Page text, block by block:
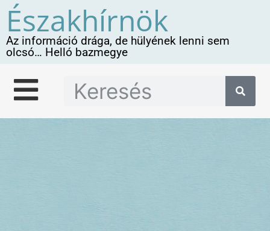
Északhírnök
Az információ drága, de hülyének lenni sem
olcsó… Helló bazmegye